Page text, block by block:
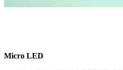
Micro LED